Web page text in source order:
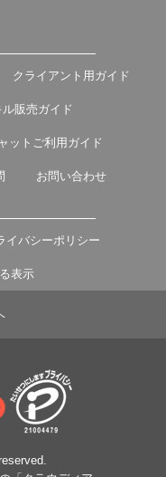
クライアント用ガイド
ル販売ガイド
ットご利用ガイド
お問い合わせ
イバシーポリシー
表示